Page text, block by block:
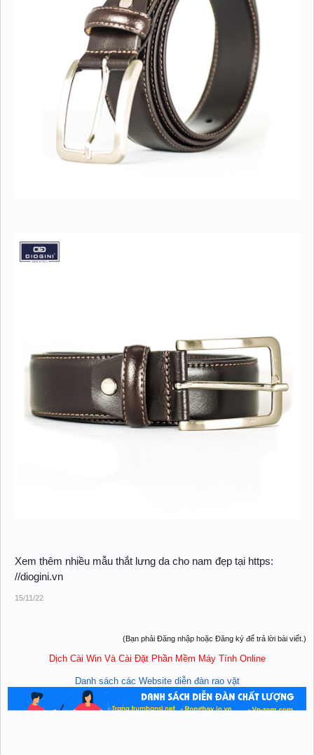
Xem thêm nhiều mẫu thắt lưng da cho nam đẹp tại https:
//diogini.vn
15/11/22
(Bạn phải Đăng nhập hoặc Đăng ký để trả lời bài viết.)
Dịch Cài Win Và Cài Đặt Phần Mềm Máy Tính Online
Danh sách các Website diễn đàn rao vặt